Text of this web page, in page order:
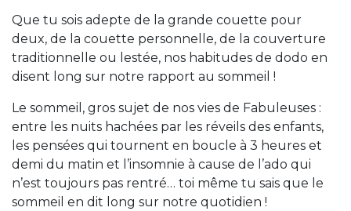
Que tu sois adepte de la grande couette pour
deux, de la couette personnelle, de la couverture
traditionnelle ou lestée, nos habitudes de dodo en
disent long sur notre rapport au sommeil !
Le sommeil, gros sujet de nos vies de Fabuleuses :
entre les nuits hachées par les réveils des enfants,
les pensées qui tournent en boucle à 3 heures et
demi du matin et l’insomnie à cause de l’ado qui
n’est toujours pas rentré… toi même tu sais que le
sommeil en dit long sur notre quotidien !